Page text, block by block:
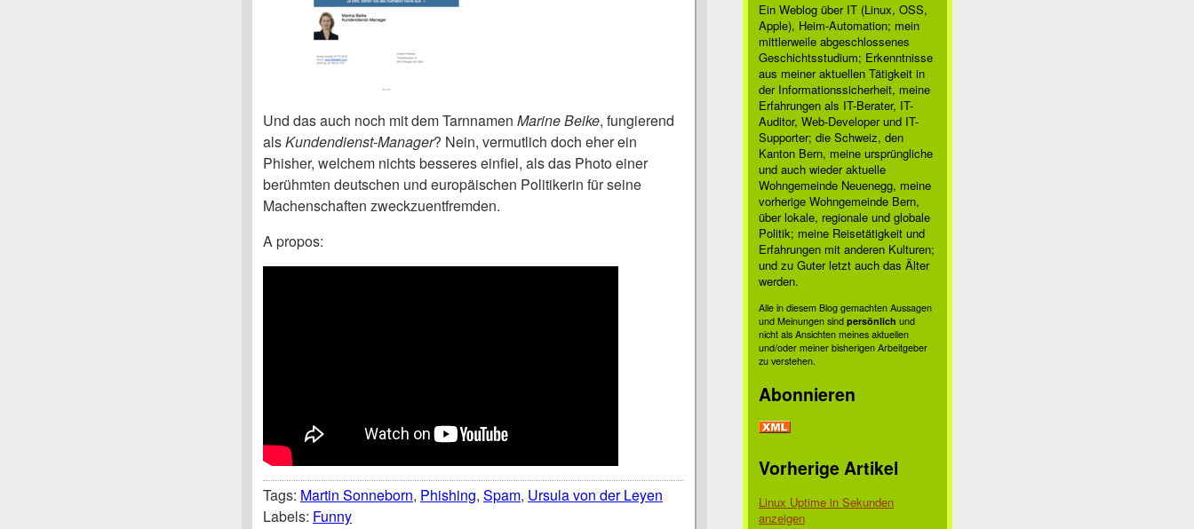
Und das auch noch mit dem Tarnnamen Marine Beike, fungierend
alsKundendienst-Manager? Nein, vermutlich doch eher ein
Phisher, welchem nichts besseres einfiel, als das Photo einer
berühmten deutschen und europäischen Politikerin für seine
Machenschaften zweckzuentfremden.
A propos:
Tags: Martin Sonneborn, Phishing, Spam, Ursula von der Leyen
Labels: Funny
Ein Weblog über IT (Linux, OSS,
Apple), Heim-Automation; mein
mittlerweile abgeschlossenes
Geschichtsstudium; Erkenntnisse
aus meiner aktuellen Tätigkeit in
der Informationssicherheit, meine
Erfahrungen als IT-Berater, IT-
Auditor, Web-Developer und IT-
Supporter; die Schweiz, den
Kanton Bern, meine ursprüngliche
und auch wieder aktuelle
Wohngemeinde Neuenegg, meine
vorherige Wohngemeinde Bern,
über lokale, regionale und globale
Politik; meine Reisetätigkeit und
Erfahrungen mit anderen Kulturen;
und zu Guter letzt auch das Älter
werden.
Alle in diesem Blog gemachten Aussagen
und Meinungen sind persönlich und
nicht als Ansichten meines aktuellen
und/oder meiner bisherigen Arbeitgeber
zu verstehen.
Abonnieren
Vorherige Artikel
Linux Uptime in Sekunden
anzeigen